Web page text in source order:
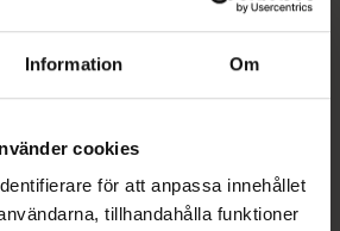
Information Om
cookies
för att anpassa innehållet
tillhandahålla funktioner
Pris online
249 kr
båda för:328 kr
Köp båda